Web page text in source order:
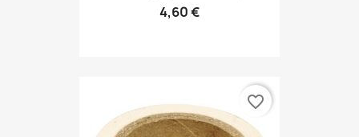
4,60 €
favorite_border